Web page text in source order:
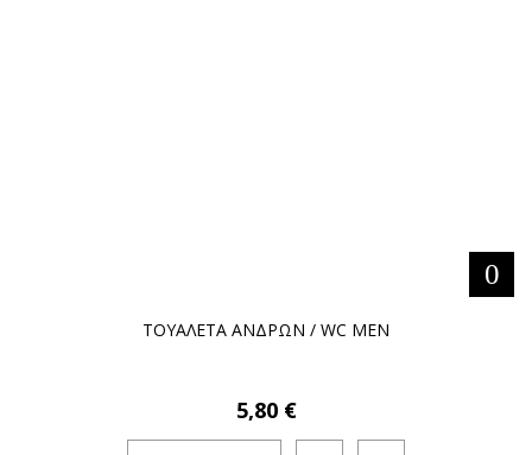
ΤΟΥΑΛΕΤΑ ΑΝΔΡΩΝ / WC MEN
5,80 €